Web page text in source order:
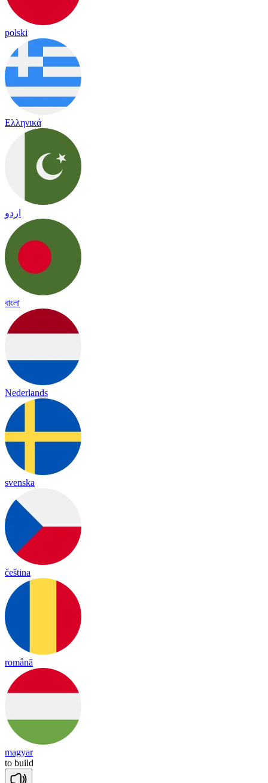
polski
Ελληνικά
اردو
বাংলা
Nederlands
svenska
čeština
română
magyar
to build